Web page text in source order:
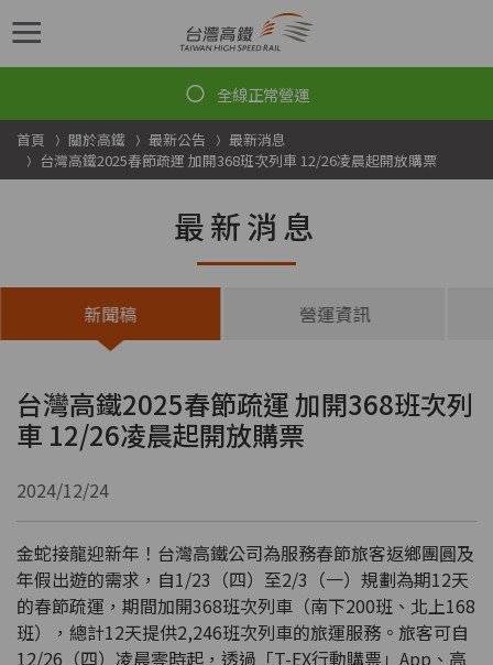
首頁 關於高鐵 最新公告
最新消息
台灣高鐵2025春節疏運 加開368班次列車 12/26凌晨起開放購票
最新消息
新聞稿 營運資訊
台灣高鐵2025春節疏運 加開368班次列
車 12/26凌晨起開放購票
2024/12/24
金蛇接龍迎新年！台灣高鐵公司為服務春節旅客返鄉團圓及
年假出遊的需求，自1/23（四）至2/3（一）規劃為期12天
的春節疏運，期間加開368班次列車（南下200班、北上168
班），總計12天提供2,246班次列車的旅運服務。旅客可自
12/26（四）凌晨零時起，透過「T-EX行動購票」App、高